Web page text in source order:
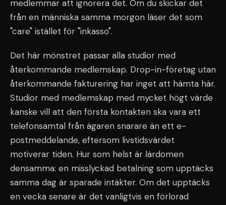
medlemmar att ignorera det. Om du skickar det
från en människa samma morgon läser det som
"care" istället för "inkasso".
Det här mönstret passar alla studior med
återkommande medlemskap. Drop-in-företag utan
återkommande fakturering har inget att hämta här.
Studior med medlemskap med mycket högt värde
kanske vill att den första kontakten ska vara ett
telefonsamtal från ägaren snarare än ett e-
postmeddelande, eftersom livstidsvärdet
motiverar tiden. Hur som helst är lärdomen
densamma: en misslyckad betalning som upptäcks
samma dag är sparade intäkter. Om det upptäcks
en vecka senare är det vanligtvis en förlorad